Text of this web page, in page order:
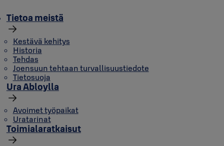
Tietoa meistä
Kestävä kehitys
Historia
Tehdas
Joensuun tehtaan turvallisuustiedote
Tietosuoja
Ura Abloylla
Avoimet työpaikat
Uratarinat
Toimialaratkaisut